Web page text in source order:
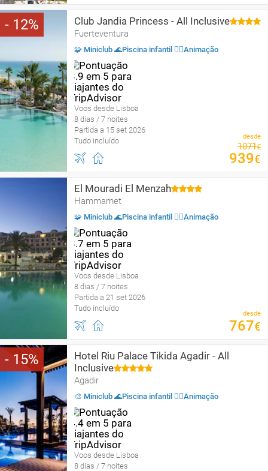
12 Club Jandia Princess - All Inclusive
Fuerteventura
🧩 Miniclub 🌊Piscina infantil 🤹‍♂️Animação
Voos desde Lisboa
8 dias / 7 noites
Partida a 15 set 2026
Tudo incluído
desde
1071€
939€
El Mouradi El Menzah
Hammamet
🧩 Miniclub 🌊Piscina infantil 🤹‍♂️Animação
Voos desde Lisboa
8 dias / 7 noites
Partida a 21 set 2026
Tudo incluído
desde
767€
15
Hotel Riu Palace Tikida Agadir - All
Inclusive
Agadir
🎨 Miniclub 🌊Piscina infantil 🤹‍♂️Animação
Voos desde Lisboa
8 dias / 7 noites